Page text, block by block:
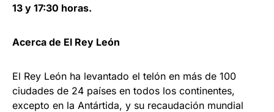
13 y 17:30 horas.
Acerca de El Rey León
El Rey León ha levantado el telón en más de 100
ciudades de 24 países en todos los continentes,
excepto en la Antártida, y su recaudación mundial